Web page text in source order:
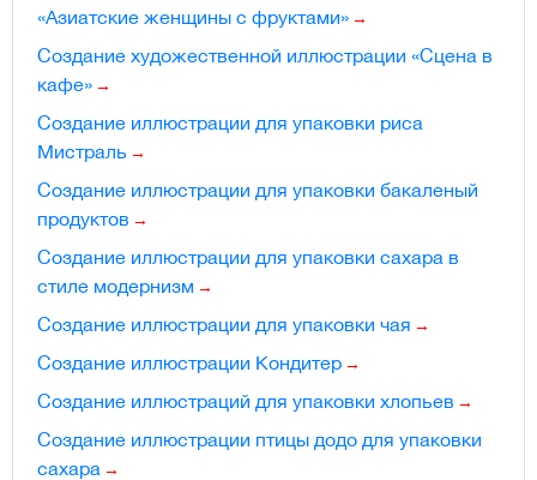
«Азиатские женщины с фруктами»
Создание художественной иллюстрации «Сцена в
кафе»
Создание иллюстрации для упаковки риса
Мистраль
Создание иллюстрации для упаковки бакаленый
продуктов
Создание иллюстрации для упаковки сахара в
стиле модернизм
Создание иллюстрации для упаковки чая
Создание иллюстрации Кондитер
Создание иллюстраций для упаковки хлопьев
Создание иллюстрации птицы додо для упаковки
сахара